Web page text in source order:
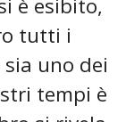
è esibito,
tutti i
uno dei
tempi è